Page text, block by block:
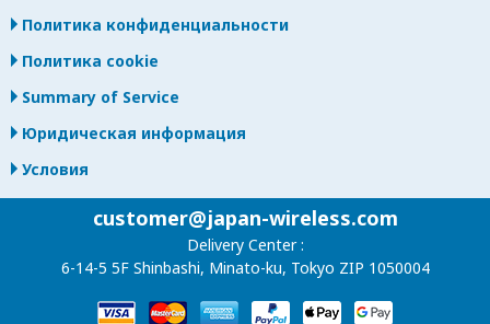
Политика конфиденциальности
Политика cookie
Summary of Service
Юридическая информация
Условия
customer@japan-wireless.com
Delivery Center :
6-14-5 5F Shinbashi, Minato-ku, Tokyo ZIP 1050004